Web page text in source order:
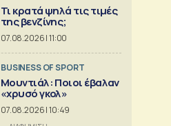
Τι κρατά ψηλά τις τιμές
της βενζίνης;
07.08.2026 | 11:00
BUSINESS OF SPORT
Μουντιάλ: Ποιοι έβαλαν
«χρυσό γκολ»
07.08.2026 | 10:49